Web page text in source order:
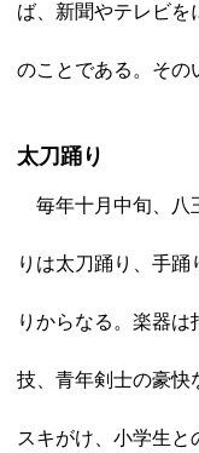
ば、新聞やテレビを
のことである。その
太刀踊り
毎年十月中旬、八
りは太刀踊り、手
りからなる。楽器
技、青年剣士の豪快
スキがけ、小学生と